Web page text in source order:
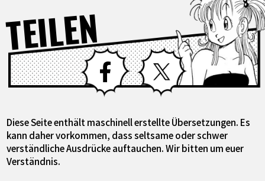
TEILEN Facebook X
Diese Seite enthält maschinell erstellte Übersetzungen. Es
kann daher vorkommen, dass seltsame oder schwer
verständliche Ausdrücke auftauchen. Wir bitten um euer
Verständnis.